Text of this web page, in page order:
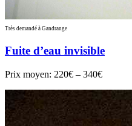
Très demandé à Gandrange
Fuite d’eau invisible
Prix moyen: 220€ – 340€